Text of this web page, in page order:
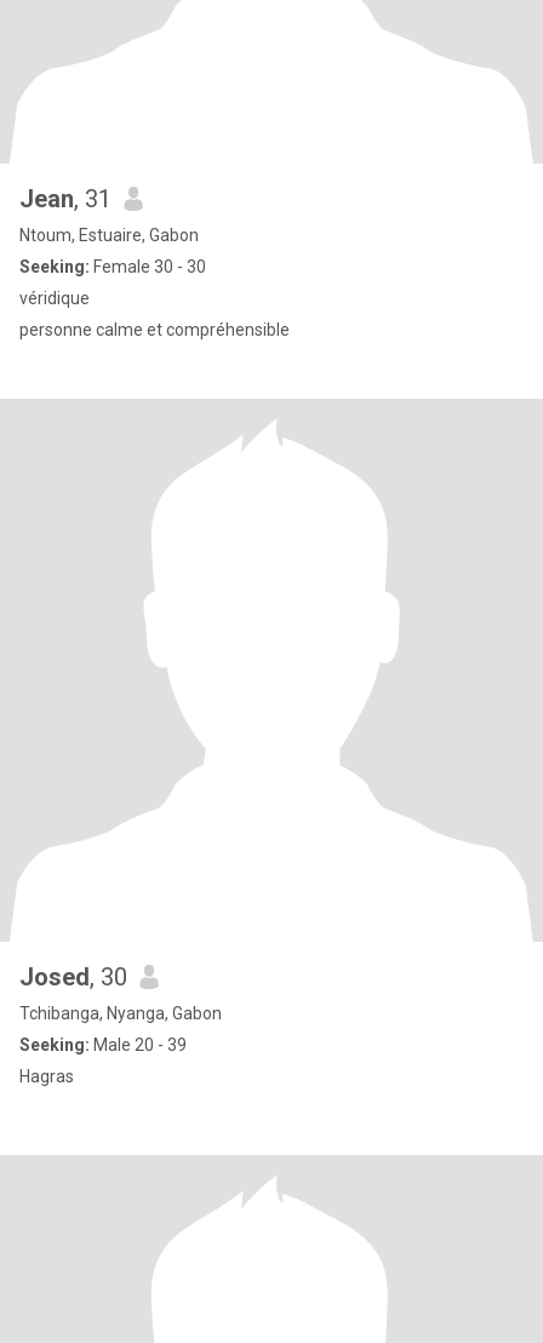
Jean, 31
Ntoum, Estuaire, Gabon
Seeking: Female 30 - 30
véridique
personne calme et compréhensible
Josed, 30
Tchibanga, Nyanga, Gabon
Seeking: Male 20 - 39
Hagras